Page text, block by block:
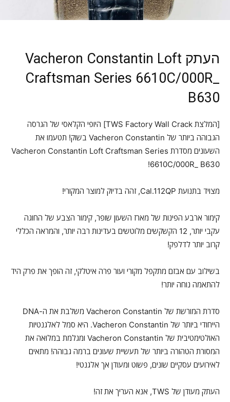
העתק Vacheron Constantin Loft
Craftsman Series 6610C/000R_
B630
[המלצת TWS Factory Wall Crack] היופי הקלאסי של הגרסה
הגבוהה ביותר של Vacheron Constantin בשוק! תטעמו את
השעונים מסדרת Vacheron Constantin Loft Craftsman Series
6610C/000R_ B630!
מצויד בתנועת Cal.112QP, זהה בדיוק למוצר המקורי!
קימור ארבע הפינות של מארז השעון שופר, קימור הצבע של החוגה
עקבי יותר, 12 הקשקשים מלוטשים בעדינות רבה יותר, והמראה הכללי
קרוב יותר לדלפק!
בשילוב עם אבזם מתקפל מקורי ועור פרה איטלקי, זה הופך את פרק היד
להתאמה נוחה יותר!
סדרת המורשת של Vacheron Constantin משלבת את ה-DNA
הייחודי ביותר של Vacheron Constantin. היא סמל לאלגנטיות
האולטימטיבית של Vacheron Constantin ומגלמת במלואה את
המסורת הטהורה ביותר של תעשיית שעונים ברמה גבוהה! מתאים
לאירועים עסקיים שונים, פשוט ומעודן אך אלגנטי!
העתק מעודן של TWS, אנא העריך את זה!